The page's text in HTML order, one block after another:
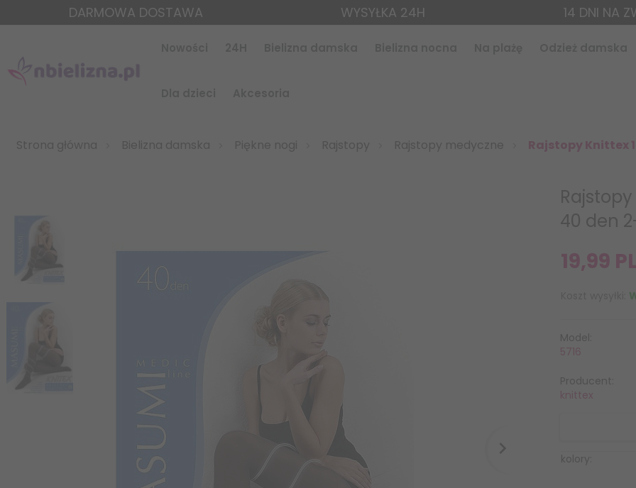
DARMOWA DOSTAWA WYSYŁKA 24H 14 DNI NA
Strona główna Bielizna damska Piękne nogi Rajstopy Rajstopy medyczne Rajstopy Knittex
40 den
19,99
Model:
5716
Producent:
knittex
kolory: